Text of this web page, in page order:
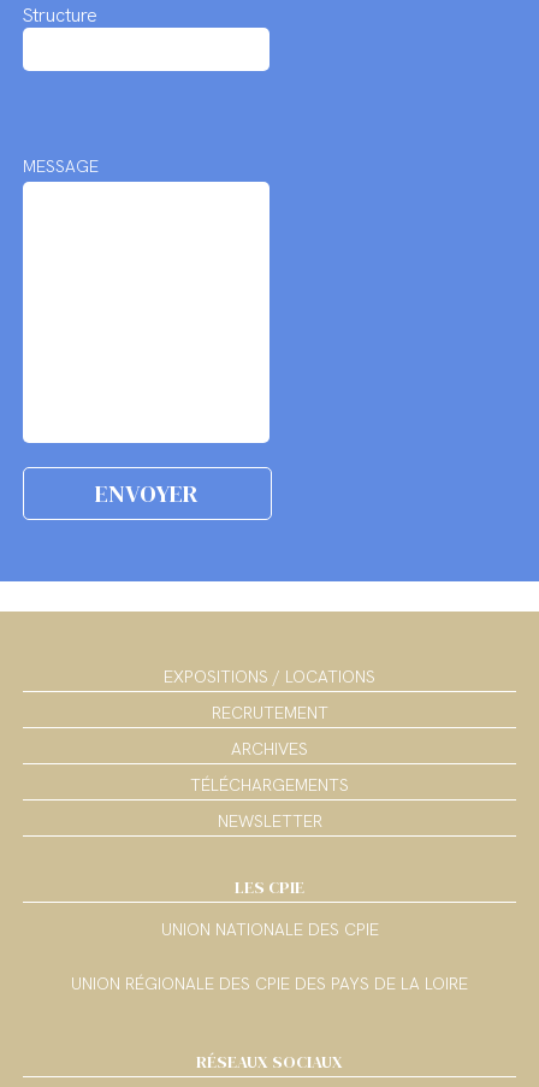
Structure
MESSAGE
EXPOSITIONS / LOCATIONS
RECRUTEMENT
ARCHIVES
TÉLÉCHARGEMENTS
NEWSLETTER
LES CPIE
UNION NATIONALE DES CPIE
UNION RÉGIONALE DES CPIE DES PAYS DE LA LOIRE
RÉSEAUX SOCIAUX